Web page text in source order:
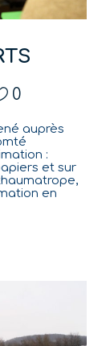
0
auprès
:
et sur
en